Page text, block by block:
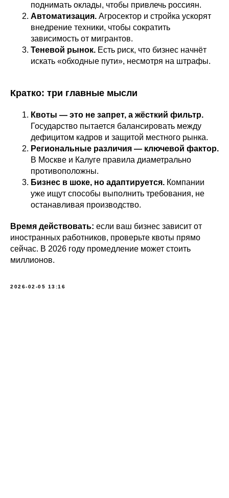
поднимать оклады, чтобы привлечь россиян.
Автоматизация. Агросектор и стройка ускорят
внедрение техники, чтобы сократить
зависимость от мигрантов.
Теневой рынок. Есть риск, что бизнес начнёт
искать «обходные пути», несмотря на штрафы.
Кратко: три главные мысли
Квоты — это не запрет, а жёсткий фильтр.
Государство пытается балансировать между
дефицитом кадров и защитой местного рынка.
Региональные различия — ключевой фактор.
В Москве и Калуге правила диаметрально
противоположны.
Бизнес в шоке, но адаптируется. Компании
уже ищут способы выполнить требования, не
останавливая производство.
Время действовать: если ваш бизнес зависит от
иностранных работников, проверьте квоты прямо
сейчас. В 2026 году промедление может стоить
миллионов.
2026-02-05 13:16